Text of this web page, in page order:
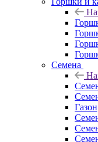
Семена